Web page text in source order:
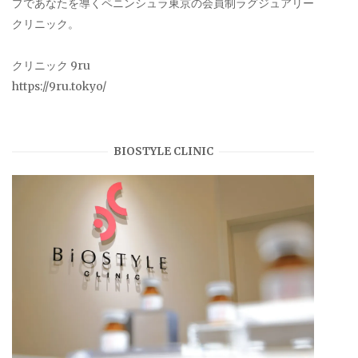
プであなたを導くペニンシュラ東京の会員制ラグジュアリー
クリニック。
クリニック 9ru
https://9ru.tokyo/
BIOSTYLE CLINIC